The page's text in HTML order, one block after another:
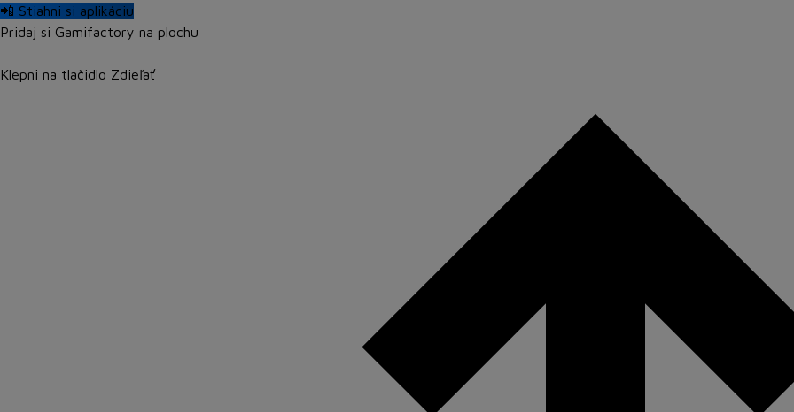
📲 Stiahni si aplikáciu
Pridaj si Gamifactory na plochu
Klepni na tlačidlo Zdieľať